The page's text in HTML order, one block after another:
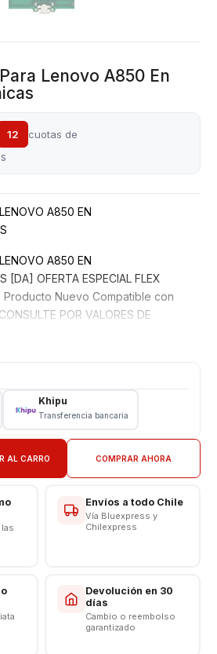
Lenovo A850 En
12 cuotas de
A850 EN
A850 EN
[DA] OFERTA ESPECIAL FLEX
Producto Nuevo Compatible con
POR VALORES DE
AL METRO UNIVERSIDAD DE
_CustId_144066650]
Khipu
Transferencia bancaria
AL CARRO COMPRAR AHORA
Envíos a todo Chile
Vía Bluexpress y
Chilexpress
Devolución en 30
días
Cambio o reembolso
garantizado